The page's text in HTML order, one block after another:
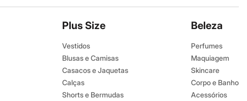
Plus Size
Vestidos
Blusas e Camisas
Casacos e Jaquetas
Calças
Shorts e Bermudas
Beleza
Perfumes
Maquiagem
Skincare
Corpo e Banho
Acessórios